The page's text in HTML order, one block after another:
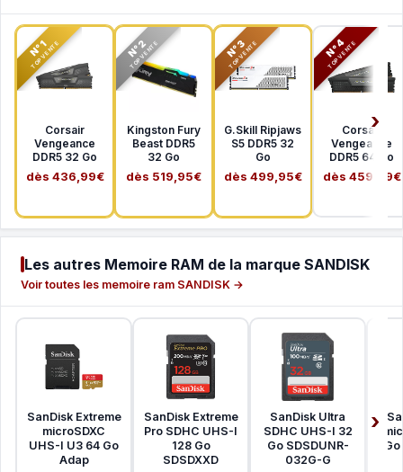
N°1
TOP VENTE
Corsair
Vengeance
DDR5 32 Go
dès 436,99€
N°2
TOP VENTE
Kingston Fury
Beast DDR5
32 Go
dès 519,95€
N°3
TOP VENTE
G.Skill Ripjaws
S5 DDR5 32
Go
dès 499,95€
N°4
TOP VENTE
Corsair
Vengeance
DDR5 64 Go
dès 459,99€
Les autres Memoire RAM de la marque SANDISK
Voir toutes les memoire ram SANDISK →
SanDisk Extreme
microSDXC
UHS-I U3 64 Go
Adap
SanDisk Extreme
Pro SDHC UHS-I
128 Go
SDSDXXD
SanDisk Ultra
SDHC UHS-I 32
Go SDSDUNR-
032G-G